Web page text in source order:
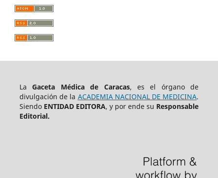
LaGaceta Médica de Caracas, es el órgano de
divulgación de la ACADEMIA NACIONAL DE MEDICINA.
Siendo ENTIDAD EDITORA, y por ende su Responsable
Editorial.